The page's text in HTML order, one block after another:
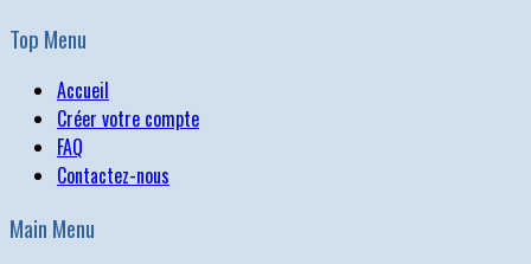
Top Menu
Accueil
Créer votre compte
FAQ
Contactez-nous
Main Menu